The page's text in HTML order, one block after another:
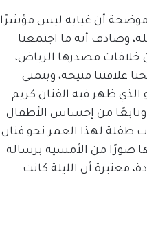
أن غيابه ليس مؤشرًا
وصادف أنه ما اجتمعنا
خلافات مصدرها الرياض،
علاقتنا منيحة، وبتمنى
ظهر فيه الفنان كريم
ونابعًا من إحساس الأطفال
طفلة لهذا العمر نحو فنان
صورًا من الأمسية برسالة
معتبرة أن الليلة كانت